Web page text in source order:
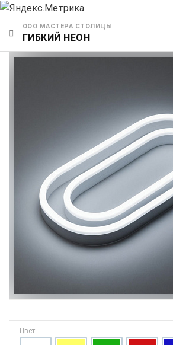
ООО МАСТЕРА СТОЛИЦЫ
ГИБКИЙ НЕОН
Цвет